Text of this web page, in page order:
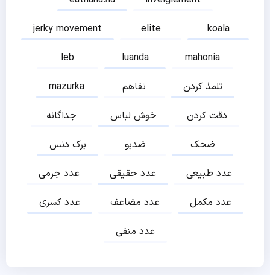
jerky movement
elite
koala
leb
luanda
mahonia
mazurka
تفاهم
تلمذ کردن
جداگانه
خوش لباس
دقت کردن
برک دنس
ضدبو
ضحک
عدد جرمی
عدد حقیقی
عدد طبیعی
عدد کسری
عدد مضاعف
عدد مکمل
عدد منفی